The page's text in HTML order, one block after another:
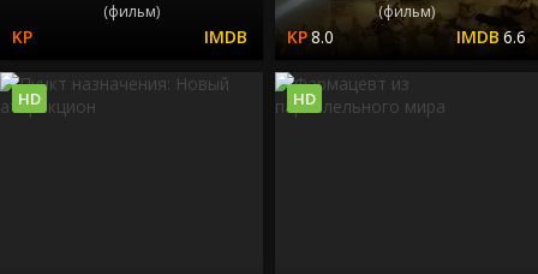
(фильм) (фильм)
8.0 6.6
HD HD